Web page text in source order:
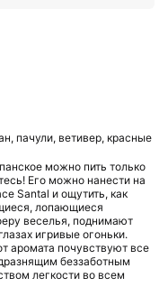
пачули, ветивер, красные
можно пить только
Его можно нанести на
Santal и ощутить, как
лопающиеся
веселья, поднимают
игривые огоньки.
аромата почувствуют все
беззаботным
легкости во всем